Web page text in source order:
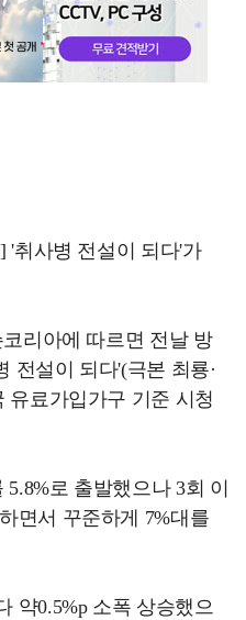
'취사병 전설이 되다'가
리아에 따르면 전날 방
전설이 되다'(극본 최룡·
유료가입가구 기준 시청
로 출발했으나 3회 이
면서 꾸준하게 7%대를
약0.5%p 소폭 상승했으